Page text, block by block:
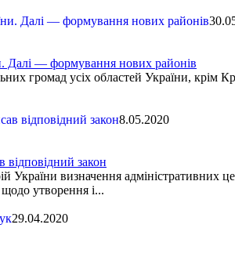
Далі — формування нових районів
громад усіх областей України, крім
8.05.2020
закон
України визначення адміністративних
утворення і...
29.04.2020